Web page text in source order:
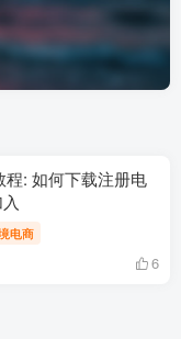
程: 如何下载注册电
电商
6